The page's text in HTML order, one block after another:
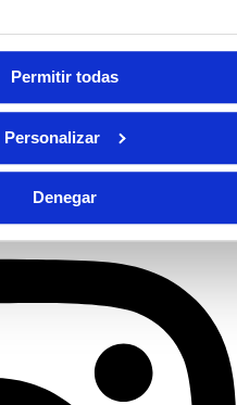
Permitir todas
Personalizar
Denegar